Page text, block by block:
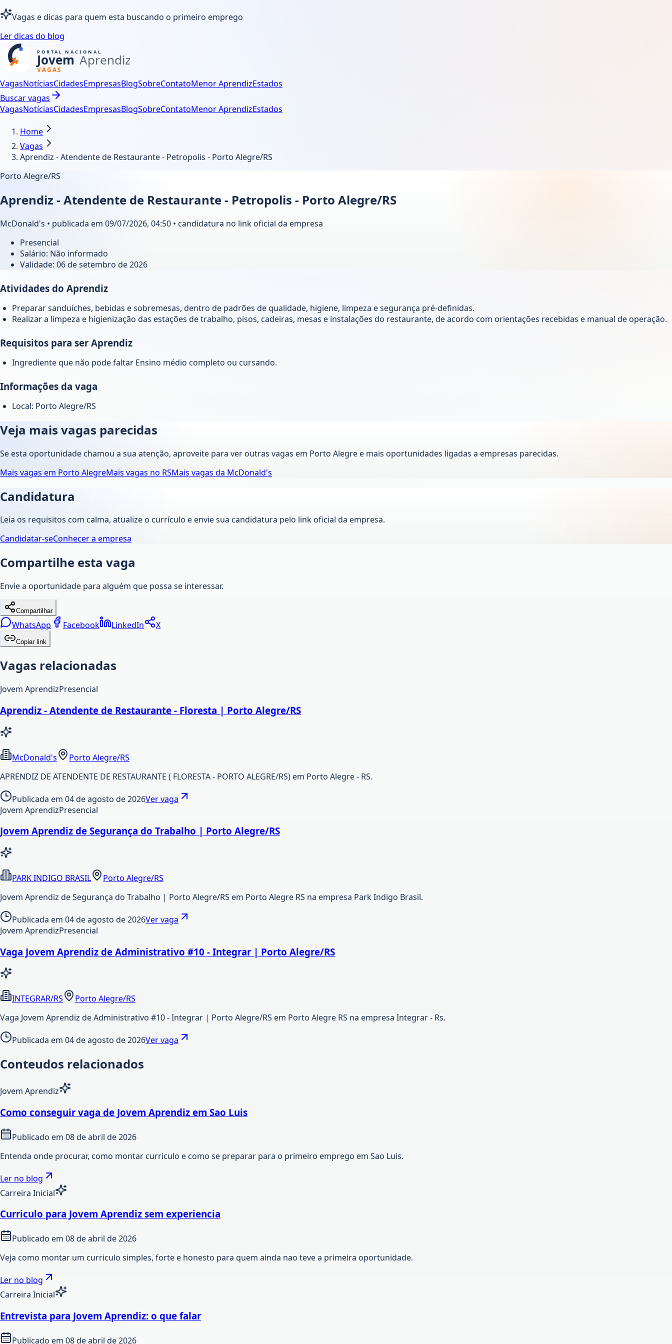
Vagas e dicas para quem esta buscando o primeiro emprego
Ler dicas do blog
VagasNotíciasCidadesEmpresasBlogSobreContatoMenor AprendizEstados
Buscar vagas
VagasNotíciasCidadesEmpresasBlogSobreContatoMenor AprendizEstados
Home
Vagas
Aprendiz - Atendente de Restaurante - Petropolis - Porto Alegre/RS
Porto Alegre/RS
Aprendiz - Atendente de Restaurante - Petropolis - Porto Alegre/RS
McDonald's • publicada em 09/07/2026, 04:50 • candidatura no link oficial da empresa
Presencial
Salário: Não informado
Validade: 06 de setembro de 2026
Atividades do Aprendiz
Preparar sanduíches, bebidas e sobremesas, dentro de padrões de qualidade, higiene, limpeza e segurança pré-definidas.
Realizar a limpeza e higienização das estações de trabalho, pisos, cadeiras, mesas e instalações do restaurante, de acordo com orientações recebidas e manual de operação.
Requisitos para ser Aprendiz
Ingrediente que não pode faltar Ensino médio completo ou cursando.
Informações da vaga
Local: Porto Alegre/RS
Veja mais vagas parecidas
Se esta oportunidade chamou a sua atenção, aproveite para ver outras vagas em Porto Alegree mais oportunidades ligadas a empresas parecidas.
Mais vagas em Porto AlegreMais vagas no RSMais vagas da McDonald's
Candidatura
Leia os requisitos com calma, atualize o currículo e envie sua candidatura pelo link oficial da empresa.
Candidatar-seConhecer a empresa
Compartilhe esta vaga
Envie a oportunidade para alguém que possa se interessar.
Compartilhar
WhatsApp Facebook LinkedIn X
Copiar link
Vagas relacionadas
Jovem AprendizPresencial
Aprendiz - Atendente de Restaurante - Floresta | Porto Alegre/RS
McDonald's
Porto Alegre/RS
APRENDIZ DE ATENDENTE DE RESTAURANTE ( FLORESTA - PORTO ALEGRE/RS) em Porto Alegre - RS.
Publicada em 04 de agosto de 2026Ver vaga
Jovem AprendizPresencial
Jovem Aprendiz de Segurança do Trabalho | Porto Alegre/RS
PARK INDIGO BRASIL
Porto Alegre/RS
Jovem Aprendiz de Segurança do Trabalho | Porto Alegre/RS em Porto Alegre RS na empresa Park Indigo Brasil.
Publicada em 04 de agosto de 2026Ver vaga
Jovem AprendizPresencial
Vaga Jovem Aprendiz de Administrativo #10 - Integrar | Porto Alegre/RS
INTEGRAR/RS
Porto Alegre/RS
Vaga Jovem Aprendiz de Administrativo #10 - Integrar | Porto Alegre/RS em Porto Alegre RS na empresa Integrar - Rs.
Publicada em 04 de agosto de 2026Ver vaga
Conteudos relacionados
Jovem Aprendiz
Como conseguir vaga de Jovem Aprendiz em Sao Luis
Publicado em 08 de abril de 2026
Entenda onde procurar, como montar curriculo e como se preparar para o primeiro emprego em Sao Luis.
Ler no blog
Carreira Inicial
Curriculo para Jovem Aprendiz sem experiencia
Publicado em 08 de abril de 2026
Veja como montar um curriculo simples, forte e honesto para quem ainda nao teve a primeira oportunidade.
Ler no blog
Carreira Inicial
Entrevista para Jovem Aprendiz: o que falar
Publicado em 08 de abril de 2026